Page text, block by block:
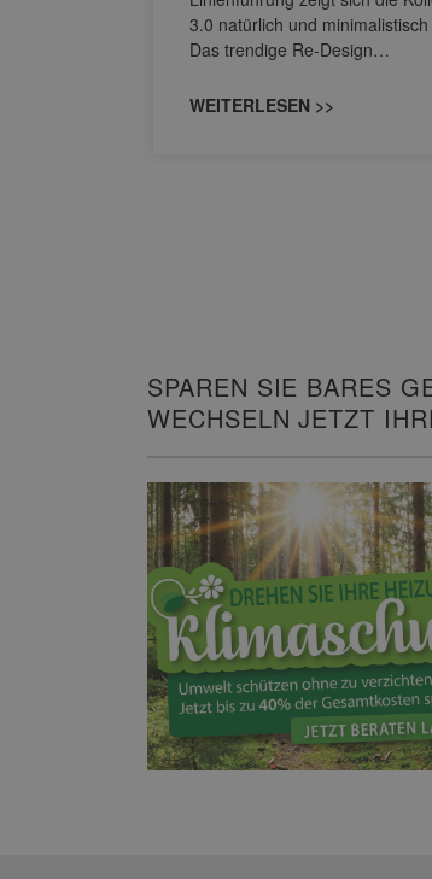
3.0 natürlich und
Das trendige Re-Design…
WEITERLESEN >>
SPAREN SIE BARES
WECHSELN JETZT